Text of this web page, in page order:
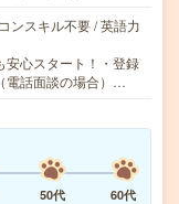
ンスキル不要 / 英語力
安心スタート！・登録
電話面談の場合）…
50代
60代